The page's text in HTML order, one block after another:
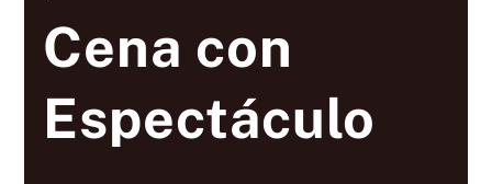
Cena con
Espectáculo